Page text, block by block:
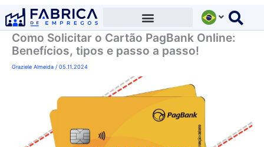
para
conteúdo
Como Solicitar o Cartão PagBank Online:
Benefícios, tipos e passo a passo!
Graziele Almeida / 05.11.2024